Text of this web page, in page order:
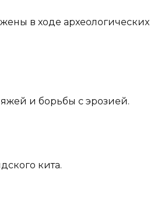
в ходе археологических
и борьбы с эрозией.
кита.